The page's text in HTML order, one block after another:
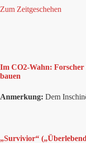
Zum Zeitgeschehen
Im CO2-Wahn:
bauen
Anmerkung: Dem
„Survivior“